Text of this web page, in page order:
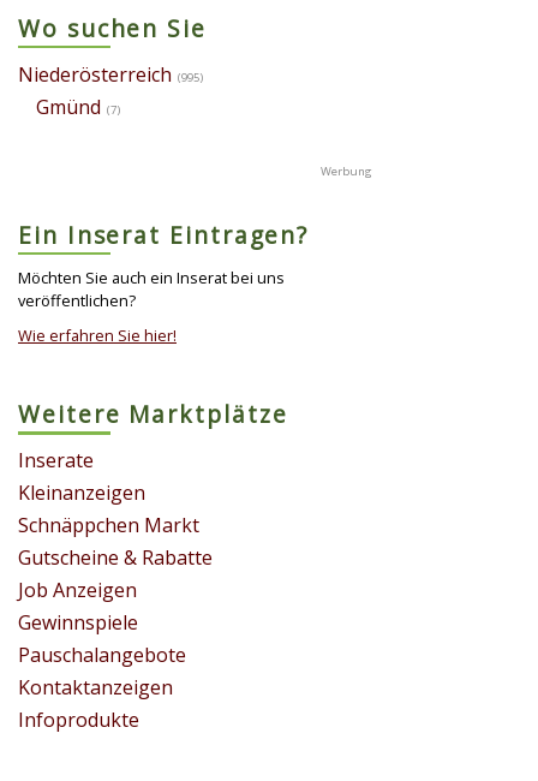
Wo suchen Sie
Niederösterreich (995)
Gmünd (7)
Ein Inserat Eintragen?
Möchten Sie auch ein Inserat bei uns
veröffentlichen?
Wie erfahren Sie hier!
Weitere Marktplätze
Inserate
Kleinanzeigen
Schnäppchen Markt
Gutscheine & Rabatte
Job Anzeigen
Gewinnspiele
Pauschalangebote
Kontaktanzeigen
Infoprodukte